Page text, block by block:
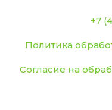
+7
Политика
Согласие на